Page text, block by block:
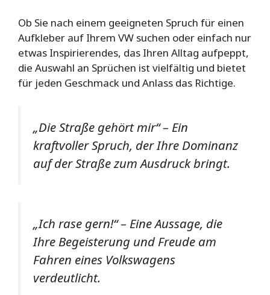
Ob Sie nach einem geeigneten Spruch für einen
Aufkleber auf Ihrem VW suchen oder einfach nur
etwas Inspirierendes, das Ihren Alltag aufpeppt,
die Auswahl an Sprüchen ist vielfältig und bietet
für jeden Geschmack und Anlass das Richtige.
„Die Straße gehört mir“ – Ein
kraftvoller Spruch, der Ihre Dominanz
auf der Straße zum Ausdruck bringt.
„Ich rase gern!“ – Eine Aussage, die
Ihre Begeisterung und Freude am
Fahren eines Volkswagens
verdeutlicht.